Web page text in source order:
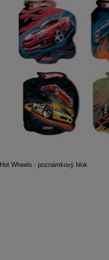
Hot Wheels - poznámkový blok